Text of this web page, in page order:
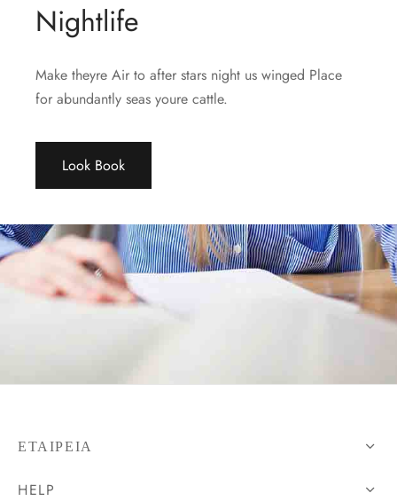
σελίδα
Nightlife
Make theyre Air to after stars night us winged Place
for abundantly seas youre cattle.
Look Book
ΕΤΑΙΡΕΊΑ
HELP